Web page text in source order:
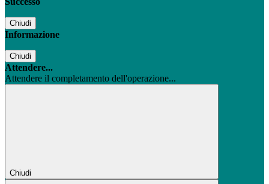
Chiudi
Informazione
Chiudi
Attendere...
Attendere il completamento dell'operazione...
Chiudi